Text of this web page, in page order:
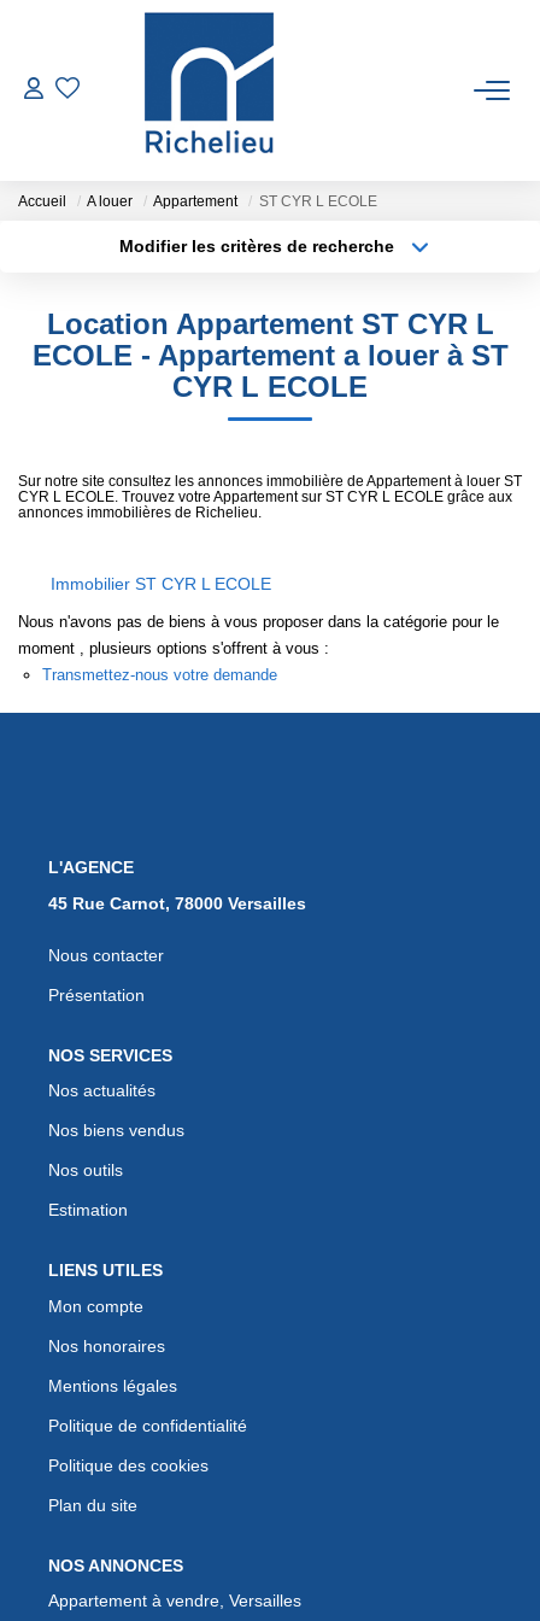
VENTES
LOCATIONS
GESTION
CONTACT
Accueil A louer Appartement ST CYR L ECOLE
Modifier les critères de recherche
Sélectionnez...
Type de bien
Surface min
Location Appartement ST CYR L
ECOLE - Appartement a louer à ST
CYR L ECOLE
Sur notre site consultez les annonces immobilière de Appartement à louer ST
CYR L ECOLE. Trouvez votre Appartement sur ST CYR L ECOLE grâce aux
annonces immobilières de Richelieu.
Immobilier ST CYR L ECOLE
Nous n'avons pas de biens à vous proposer dans la catégorie pour le
moment , plusieurs options s'offrent à vous :
Transmettez-nous votre demande
L'AGENCE
45 Rue Carnot, 78000 Versailles
Nous contacter
Présentation
NOS SERVICES
Nos actualités
Nos biens vendus
Nos outils
Estimation
LIENS UTILES
Mon compte
Nos honoraires
Mentions légales
Politique de confidentialité
Politique des cookies
Plan du site
NOS ANNONCES
Appartement à vendre, Versailles